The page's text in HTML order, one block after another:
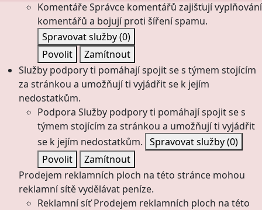
KomentářeSprávce komentářů zajišťují vyplňování
komentářů a bojují proti šíření spamu.
Spravovat služby(0)
Povolit
Zamítnout
Služby podpory ti pomáhají spojit se s týmem stojícím
za stránkou a umožňují ti vyjádřit se k jejím
nedostatkům.
Podpora Služby podpory ti pomáhají spojit se s
týmem stojícím za stránkou a umožňují ti vyjádřit
se k jejím nedostatkům. Spravovat služby(0)
Povolit
Zamítnout
Prodejem reklamních ploch na této stránce mohou
reklamní sítě vydělávat peníze.
Reklamní síť Prodejem reklamních ploch na této